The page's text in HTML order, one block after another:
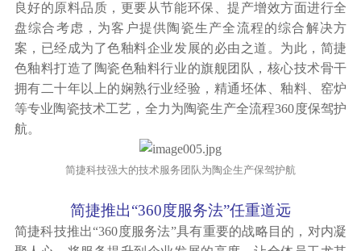
良好的原料品质，更要从节能环保、提产增效方面进行全
盘综合考虑，为客户提供陶瓷生产全流程的综合解决方
案，已经成为了色釉料企业发展的必由之道。为此，简捷
色釉料打造了陶瓷色釉料行业的旗舰团队，核心技术骨干
拥有二十年以上的娴熟行业经验，精通坯体、釉料、窑炉
等专业陶瓷技术工艺，全力为陶瓷生产全流程360度保驾护
航。
简捷科技强大的技术服务团队为陶企生产保驾护航
简捷推出“360度服务法”任重道远
简捷科技推出“360度服务法”具有重要的战略目的，对内凝